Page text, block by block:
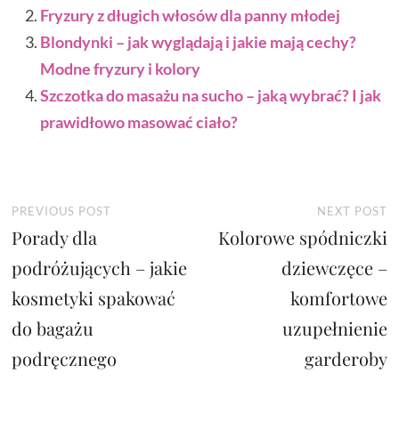
Fryzury z długich włosów dla panny młodej
Blondynki – jak wyglądają i jakie mają cechy?
Modne fryzury i kolory
Szczotka do masażu na sucho – jaką wybrać? I jak
prawidłowo masować ciało?
Nawigacja
wpisu
PREVIOUS POST
Porady dla
podróżujących – jakie
kosmetyki spakować
do bagażu
podręcznego
NEXT POST
Kolorowe spódniczki
dziewczęce –
komfortowe
uzupełnienie
garderoby